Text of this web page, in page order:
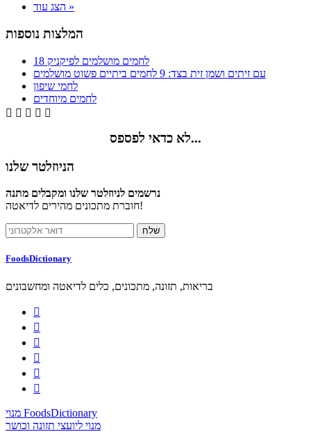
הצג עוד »
המלצות נוספות
18 לחמים מושלמים לפיקניק
עם זיתים ושמן זית בצד: 9 לחמים ביתיים פשוט מושלמים
לחמי שיפון
לחמים מיוחדים
    
לא כדאי לפספס...
הניוזלטר שלנו
נרשמים לניוזלטר שלנו ומקבלים מתנה
חוברת מתכונים מהירים לדיאטה!
FoodsDictionary
בריאות, תזונה, מתכונים, כלים לדיאטה ומחשבונים






מנוי FoodsDictionary
מנוי ליועצי תזונה וכושר